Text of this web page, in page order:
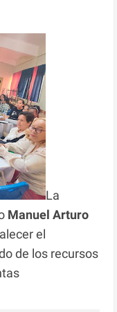
La
Manuel Arturo
el
de los recursos